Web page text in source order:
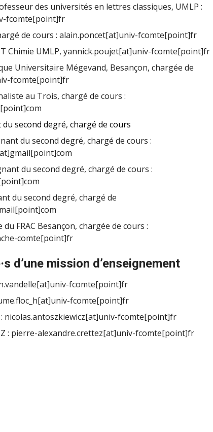
des universités en lettres classiques, UMLP :
fcomte[point]fr
de cours : alain.poncet[at]univ-fcomte[point]fr
Chimie UMLP, yannick.poujet[at]univ-fcomte[point]fr
Universitaire Mégevand, Besançon, chargée de
fcomte[point]fr
au Trois, chargé de cours :
du second degré, chargé de cours
du second degré, chargé de cours :
du second degré, chargé de cours :
du second degré, chargé de
FRAC Besançon, chargée de cours :
comte[point]fr
d’une mission d’enseignement
fcomte[point]fr
fcomte[point]fr
: nicolas.antoszkiewicz[at]univ-fcomte[point]fr
: pierre-alexandre.crettez[at]univ-fcomte[point]fr